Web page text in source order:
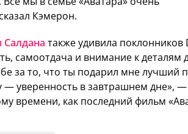
Кэмерон.
Салдана также удивила
самоотдача и внимание к деталям
за то, что ты подарил мне лучший
— уверенность в завтрашнем дне»,
времени, как последний фильм